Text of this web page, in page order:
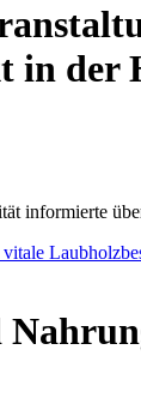
in der
informierte